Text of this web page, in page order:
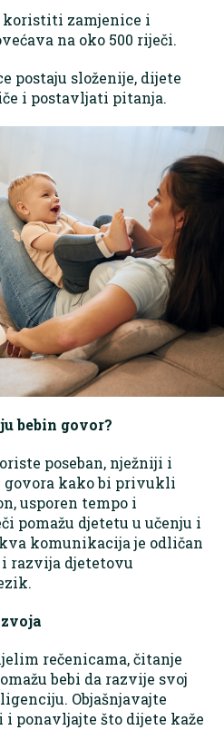
koristiti zamjenice i
na oko 500 riječi.
postaju složenije, dijete
i postavljati pitanja.
bebin govor?
poseban, nježniji i
govora kako bi privukli
usporen tempo i
pomažu djetetu u učenju i
komunikacija je odličan
razvija djetetovu
rečenicama, čitanje
bebi da razvije svoj
Objašnjavajte
i ponavljajte što dijete kaže